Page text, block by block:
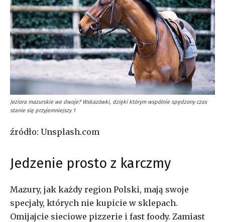
Jeziora mazurskie we dwoje? Wskazówki, dzięki którym wspólnie spędzony czas
stanie się przyjemniejszy 1
źródło: Unsplash.com
Jedzenie prosto z karczmy
Mazury, jak każdy region Polski, mają swoje
specjały, których nie kupicie w sklepach.
Omijajcie sieciowe pizzerie i fast foody. Zamiast